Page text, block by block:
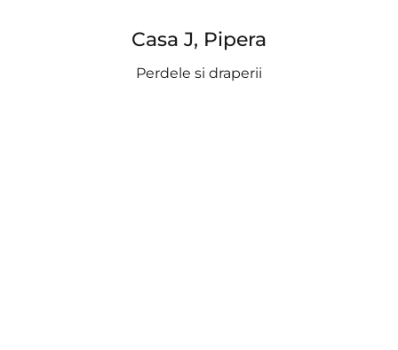
Casa J, Pipera
Perdele si draperii